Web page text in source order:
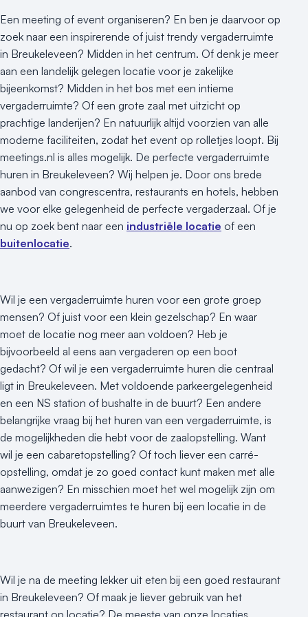
Duurzame locatie
Groene locatie
Heisessie
Hotel
Hybride events
Industriële locatie
Kasteel en landgoed
Kleine / intieme locatie
Locaties aan zee
Museum
Theater
Varende locatie
Een meeting of event organiseren? En ben je daarvoor op
zoek naar een inspirerende of juist trendy vergaderruimte
in Breukeleveen? Midden in het centrum. Of denk je meer
aan een landelijk gelegen locatie voor je zakelijke
bijeenkomst? Midden in het bos met een intieme
vergaderruimte? Of een grote zaal met uitzicht op
prachtige landerijen? En natuurlijk altijd voorzien van alle
moderne faciliteiten, zodat het event op rolletjes loopt. Bij
meetings.nl is alles mogelijk. De perfecte vergaderruimte
huren in Breukeleveen? Wij helpen je. Door ons brede
aanbod van congrescentra, restaurants en hotels, hebben
we voor elke gelegenheid de perfecte vergaderzaal. Of je
nu op zoek bent naar een industriële locatie of een
buitenlocatie.
Wil je een vergaderruimte huren voor een grote groep
mensen? Of juist voor een klein gezelschap? En waar
moet de locatie nog meer aan voldoen? Heb je
bijvoorbeeld al eens aan vergaderen op een boot
gedacht? Of wil je een vergaderruimte huren die centraal
ligt in Breukeleveen. Met voldoende parkeergelegenheid
en een NS station of bushalte in de buurt? Een andere
belangrijke vraag bij het huren van een vergaderruimte, is
de mogelijkheden die hebt voor de zaalopstelling. Want
wil je een cabaretopstelling? Of toch liever een carré-
opstelling, omdat je zo goed contact kunt maken met alle
aanwezigen? En misschien moet het wel mogelijk zijn om
meerdere vergaderruimtes te huren bij een locatie in de
buurt van Breukeleveen.
Wil je na de meeting lekker uit eten bij een goed restaurant
in Breukeleveen? Of maak je liever gebruik van het
restaurant op locatie? De meeste van onze locaties